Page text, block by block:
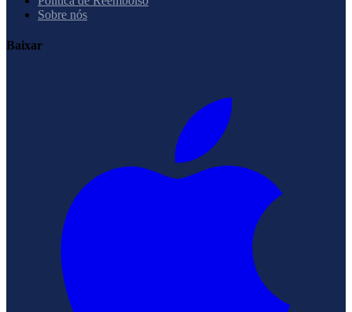
Sobre nós
Baixar